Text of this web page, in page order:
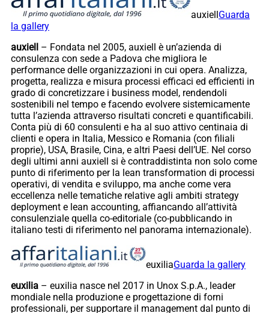
auxiell Guarda
la gallery
auxiell
– Fondata nel 2005, auxiell è un’azienda di
consulenza con sede a Padova che migliora le
performance delle organizzazioni in cui opera. Analizza,
progetta, realizza e misura processi efficaci ed efficienti in
grado di concretizzare i business model, rendendoli
sostenibili nel tempo e facendo evolvere sistemicamente
tutta l’azienda attraverso risultati concreti e quantificabili.
Conta più di 60 consulenti e ha al suo attivo centinaia di
clienti e opera in Italia, Messico e Romania (con filiali
proprie), USA, Brasile, Cina, e altri Paesi dell’UE. Nel corso
degli ultimi anni auxiell si è contraddistinta non solo come
punto di riferimento per la lean transformation di processi
operativi, di vendita e sviluppo, ma anche come vera
eccellenza nelle tematiche relative agli ambiti strategy
deployment e lean accounting, affiancando all’attività
consulenziale quella co-editoriale (co-pubblicando in
italiano testi di riferimento nel panorama internazionale).
euxiliaGuarda la gallery
euxilia – euxilia nasce nel 2017 in Unox S.p.A., leader
mondiale nella produzione e progettazione di forni
professionali, per supportare il management dal punto di